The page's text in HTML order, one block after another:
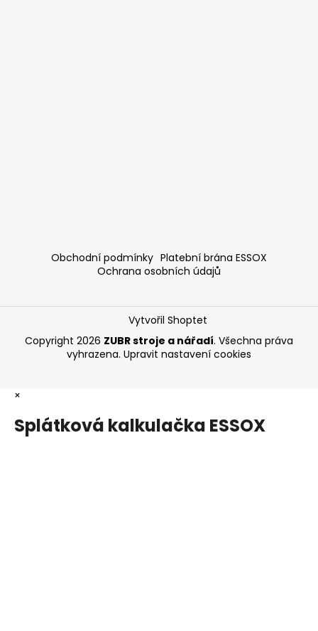
Obchodní podmínky Platební brána ESSOX
Ochrana osobních údajů
Vytvořil Shoptet
Copyright 2026 ZUBR stroje a nářadí. Všechna práva
vyhrazena. Upravit nastavení cookies
×
Splátková kalkulačka ESSOX